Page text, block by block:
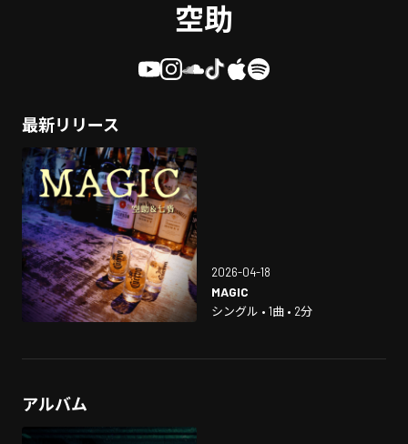
空助
最新リリース
2026-04-18
MAGIC
シングル • 1曲 • 2分
アルバム